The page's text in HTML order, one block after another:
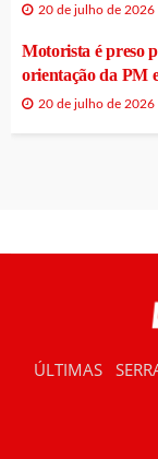
20 de julho de 2026
Motorista é preso
orientação da PM
20 de julho de 2026
ÚLTIMAS